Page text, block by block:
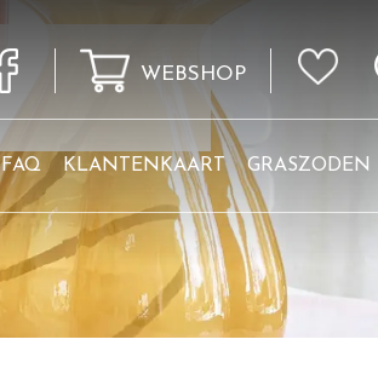
WEBSHOP
FAQ KLANTENKAART GRASZODEN